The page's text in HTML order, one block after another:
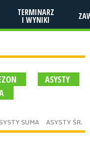
TERMINARZ
I WYNIKI
ASYSTY
SUMA ASYSTY ŚR.